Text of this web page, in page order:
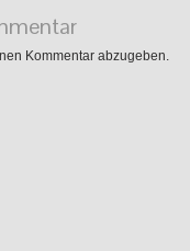
Kommentar abzugeben.